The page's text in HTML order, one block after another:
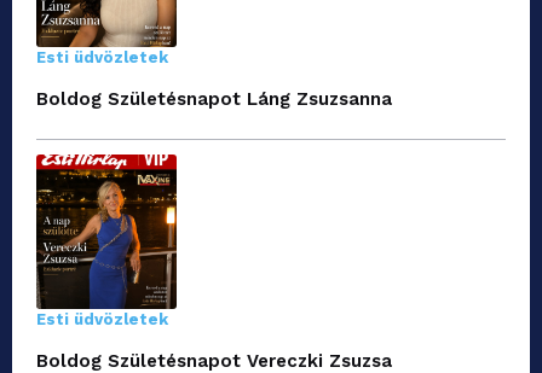
Esti üdvözletek
Boldog Születésnapot Láng Zsuzsanna
Esti üdvözletek
Boldog Születésnapot Vereczki Zsuzsa